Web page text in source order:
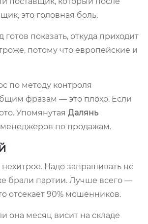
это головная боль.
показать, откуда приходит
потому что европейские и
по методу контроля
фразам — это плохо. Если
Упомянутая Далянь
менеджеров по продажам.
Надо запрашивать не
брали партии. Лучше всего —
отсекает 90% мошенников.
она месяц висит на складе